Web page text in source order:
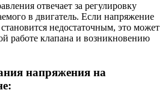
отвечает за регулировку
в двигатель. Если напряжение
недостаточным, это может
работе клапана и возникновению
напряжения на